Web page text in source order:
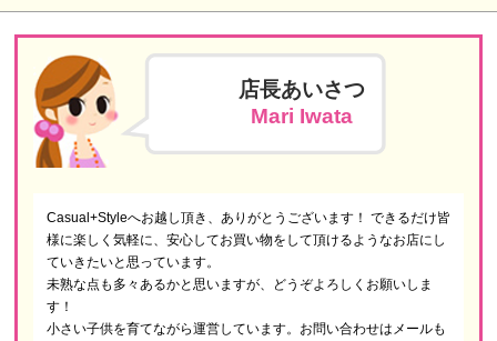
店長あいさつ
Mari Iwata
Casual+Styleへお越し頂き、ありがとうございます！ できるだけ皆
様に楽しく気軽に、安心してお買い物をして頂けるようなお店にし
ていきたいと思っています。
未熟な点も多々あるかと思いますが、どうぞよろしくお願いしま
す！
小さい子供を育てながら運営しています。お問い合わせはメールも